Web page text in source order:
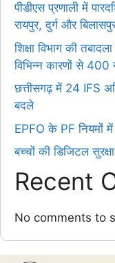
पीडीएस प्रणाली में
रायपुर, दुर्ग और
शिक्षा विभाग की
विभिन्न कारणों से
छत्तीसगढ़ में 24 IFS
बदले
EPFO के PF नियमों
बच्चों की डिजिटल
Recent
No comments to